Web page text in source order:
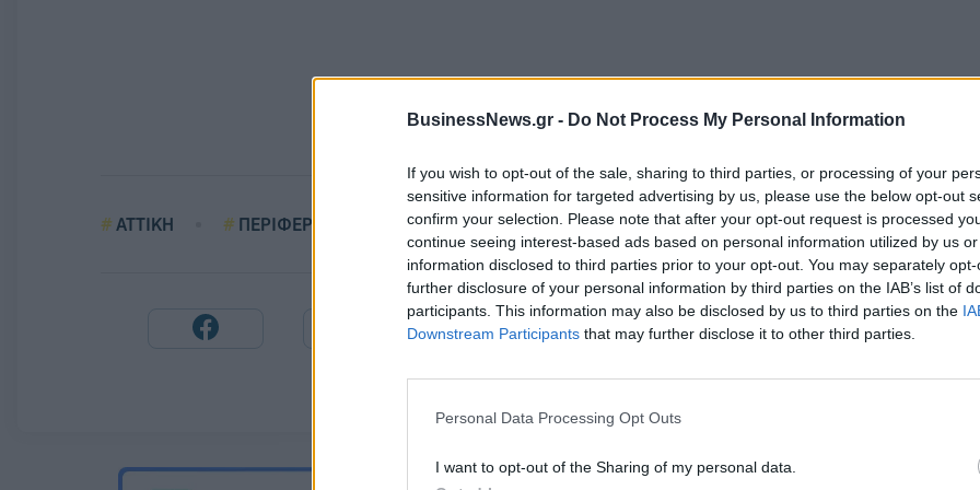
BusinessNews.gr - Do Not Process My Personal Information
If you wish to opt-out of the sale, sharing to third parties, or processing of your
sensitive information for targeted advertising by us, please use the below opt-out
confirm your selection. Please note that after your opt-out request is processed
continue seeing interest-based ads based on personal information utilized by us
information disclosed to third parties prior to your opt-out. You may separately
further disclosure of your personal information by third parties on the IAB’s list of
participants. This information may also be disclosed by us to third parties on the
Downstream Participants that may further disclose it to other third parties.
Personal Data Processing Opt Outs
I want to opt-out of the Sharing of my personal data.
ΑΤΤΙΚΗ ΠΕΡΙΦΕΡΕΙΑΣ ΑΤΤΙΚΗΣ ΓΙΩΡΓΟΣ ΠΑΤΟΥΛΗΣ